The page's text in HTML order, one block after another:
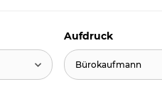
Aufdruck
Bürokaufmann